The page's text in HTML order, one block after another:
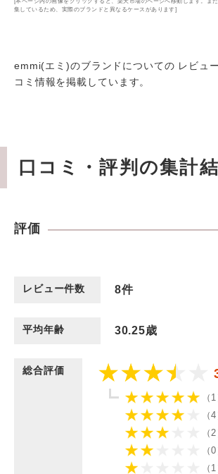
集しているため、実際のブランドと異なるケースがあります]
emmi(エミ)のブランドについての レビュ
コミ情報を掲載しています。
口コミ・評判の集計
評価
レビュー件数 8件
平均年齢 30.25歳
総合評価
（1
（4
（2
（0
（1